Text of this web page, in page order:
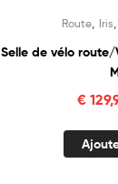
Route, Iris
Selle de vélo route/
€